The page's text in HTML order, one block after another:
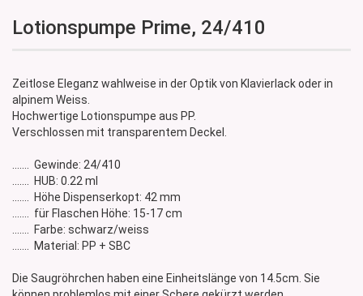
Lotionspumpe Prime, 24/410
Zeitlose Eleganz wahlweise in der Optik von Klavierlack oder in
alpinem Weiss.
Hochwertige Lotionspumpe aus PP.
Verschlossen mit transparentem Deckel.
....... Gewinde: 24/410
....... HUB: 0.22 ml
....... Höhe Dispenserkopt: 42 mm
....... für Flaschen Höhe: 15-17 cm
....... Farbe: schwarz/weiss
....... Material: PP + SBC
Die Saugröhrchen haben eine Einheitslänge von 14.5cm. Sie